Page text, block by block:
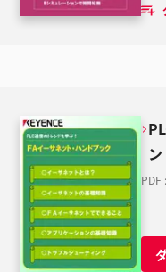
PDF :